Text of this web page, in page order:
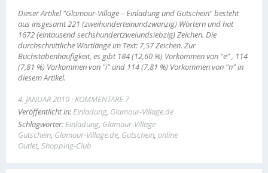
Dieser Artikel "Glamour-Village – Einladung und Gutschein" besteht
aus insgesamt 221 (zweihunderteinundzwanzig) Wörtern und hat
1672 (eintausend sechshundertzweiundsiebzig) Zeichen. Die
durchschnittliche Wortlänge im Text: 7,57 Zeichen. Zur
Buchstabenhäufigkeit, es gibt 184 (12,60 %) Vorkommen von "e" , 114
(7,81 %) Vorkommen von "i" und 114 (7,81 %) Vorkommen von "n" in
diesem Artikel.
4. JANUAR 2010 KOMMENTARE 7
Veröffentlicht in:Einladung, Glamour-Village.de
Schlagwörter:Einladung, Glamour-Village-
Gutschein, Glamour-Village.de, Gutschein, online
Outlet, Shopping-Club